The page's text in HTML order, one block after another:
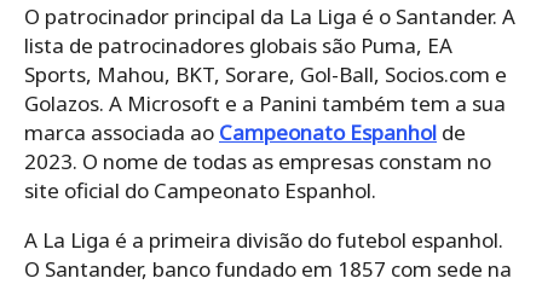
O patrocinador principal da La Liga é o Santander. A
lista de patrocinadores globais são Puma, EA
Sports, Mahou, BKT, Sorare, Gol-Ball, Socios.com e
Golazos. A Microsoft e a Panini também tem a sua
marca associada ao Campeonato Espanhol de
2023. O nome de todas as empresas constam no
site oficial do Campeonato Espanhol.
A La Liga é a primeira divisão do futebol espanhol.
O Santander, banco fundado em 1857 com sede na